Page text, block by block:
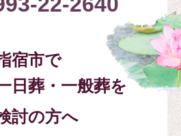
宿市で
日葬・一般葬を
討の方へ